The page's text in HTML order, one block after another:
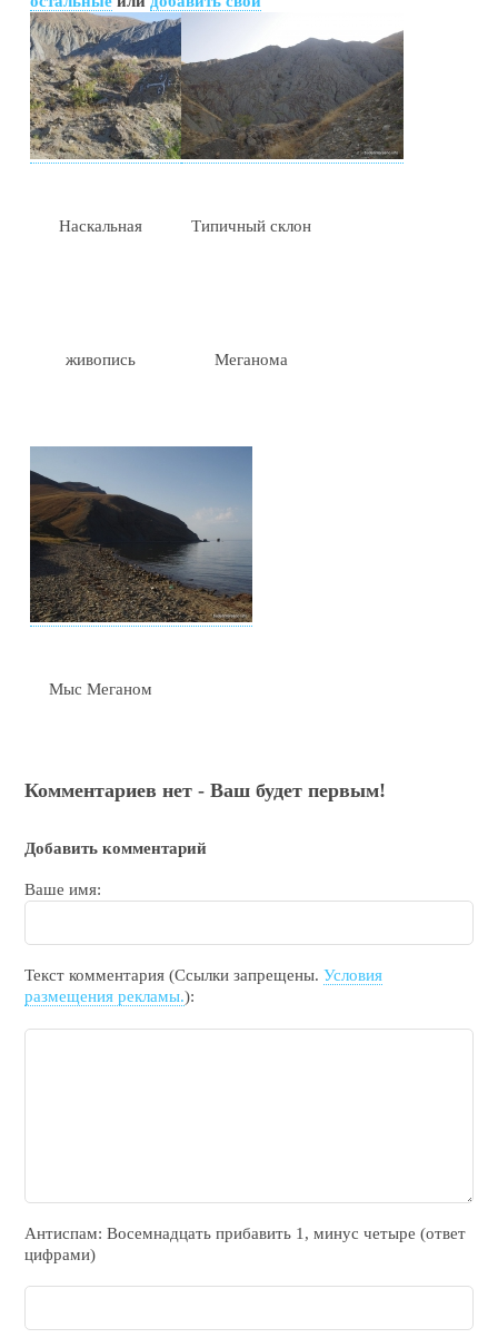
Наскальная
живопись
Типичный склон
Меганома
Мыс Меганом
Комментариев нет - Ваш будет первым!
Добавить комментарий
Ваше имя:
Текст комментария (Ссылки запрещены.Условия
размещения рекламы.):
Антиспам: Воceмнадцать прибaвить 1, минyc чeтырe (ответ
цифрами)